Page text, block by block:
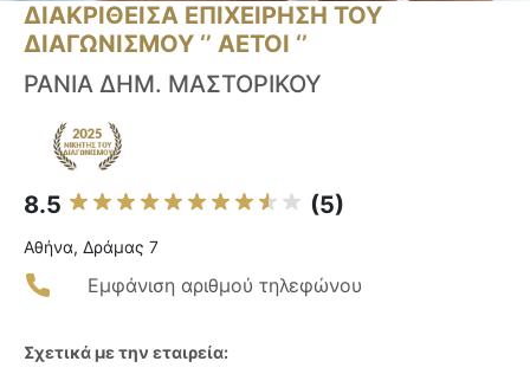
ΔΙΑΚΡΙΘΕΙΣΑ ΕΠΙΧΕΙΡΗΣΗ ΤΟΥ
ΔΙΑΓΩΝΙΣΜΟΥ ‘’ ΑΕΤΟΙ ‘’
ΡΑΝΙΑ ΔΗΜ. ΜΑΣΤΟΡΙΚΟΥ
8.5 (5)
Αθήνα, Δράμας 7
Εμφάνιση αριθμού τηλεφώνου
Σχετικά με την εταιρεία: